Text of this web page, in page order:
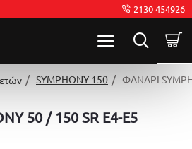
2130 454926
SYMPHONY 150 ΦΑΝΑΡΙ
50 / 150 SR E4-E5